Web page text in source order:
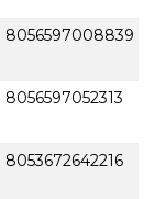
8056597008839
8056597052313
8053672642216